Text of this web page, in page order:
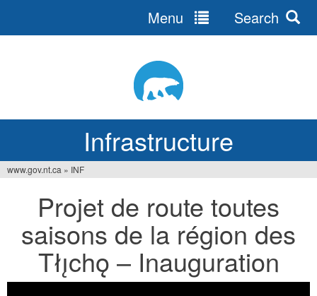
Infrastructure
Menu Search
here
www.gov.nt.ca » INF
Projet de route toutes
saisons de la région des
Tłı̨chǫ – Inauguration